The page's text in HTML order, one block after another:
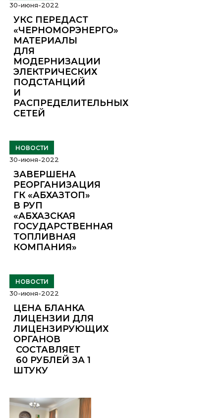
30-июня-2022
УКС ПЕРЕДАСТ
«ЧЕРНОМОРЭНЕРГО»
МАТЕРИАЛЫ
ДЛЯ
МОДЕРНИЗАЦИИ
ЭЛЕКТРИЧЕСКИХ
ПОДСТАНЦИЙ
И
РАСПРЕДЕЛИТЕЛЬНЫХ
СЕТЕЙ
НОВОСТИ
30-июня-2022
ЗАВЕРШЕНА
РЕОРГАНИЗАЦИЯ
ГК «АБХАЗТОП»
В РУП
«АБХАЗСКАЯ
ГОСУДАРСТВЕННАЯ
ТОПЛИВНАЯ
КОМПАНИЯ»
НОВОСТИ
30-июня-2022
ЦЕНА БЛАНКА
ЛИЦЕНЗИИ ДЛЯ
ЛИЦЕНЗИРУЮЩИХ
ОРГАНОВ
СОСТАВЛЯЕТ
60 РУБЛЕЙ ЗА 1
ШТУКУ